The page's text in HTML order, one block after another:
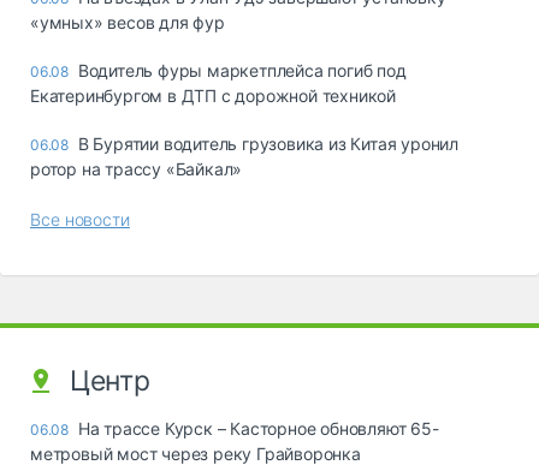
«yмныx» вecoв для фyp
06.08 Водитель фуры маркетплейса погиб под
Екатеринбургом в ДТП с дорожной техникой
06.08 В Бурятии водитель грузовика из Китая уронил
ротор на трассу «Байкал»
Все новости
Центр
06.08 На трассе Курск – Касторное обновляют 65-
метровый мост через реку Грайворонка